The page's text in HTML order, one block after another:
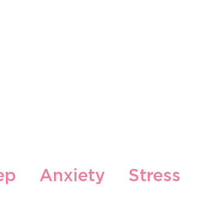
Anxiety Stress